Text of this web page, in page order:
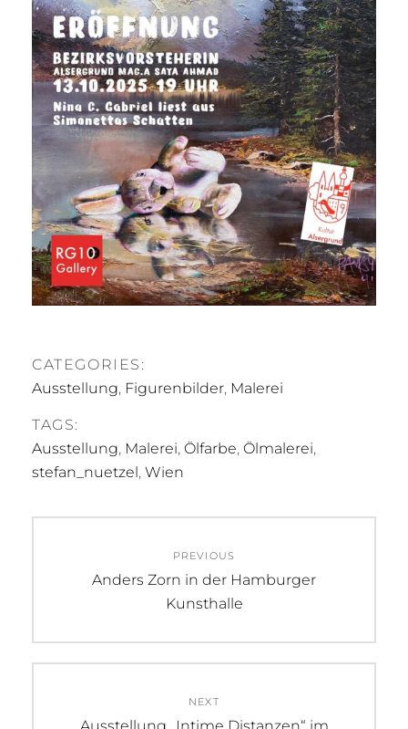
CATEGORIES:
Ausstellung, Figurenbilder, Malerei
TAGS:
Ausstellung, Malerei, Ölfarbe, Ölmalerei,
stefan_nuetzel, Wien
PREVIOUS
Previous
Anders Zorn in der Hamburger
Kunsthalle
NEXT
Next
Ausstellung „Intime Distanzen“ im